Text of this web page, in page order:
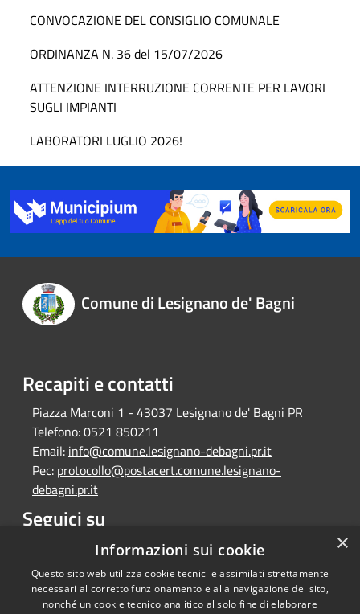
CONVOCAZIONE DEL CONSIGLIO COMUNALE
ORDINANZA N. 36 del 15/07/2026
ATTENZIONE INTERRUZIONE CORRENTE PER LAVORI
SUGLI IMPIANTI
LABORATORI LUGLIO 2026!
Comune di Lesignano de' Bagni
Recapiti e contatti
Piazza Marconi 1 - 43037 Lesignano de' Bagni PR
Telefono:0521 850211
Email: info@comune.lesignano-debagni.pr.it
Pec: protocollo@postacert.comune.lesignano-
debagni.pr.it
Seguici su
Facebook ×
Informazioni sui cookie
Questo sito web utilizza cookie tecnici e assimilati strettamente
necessari al corretto funzionamento e alla navigazione del sito,
nonché un cookie tecnico analitico al solo fine di elaborare